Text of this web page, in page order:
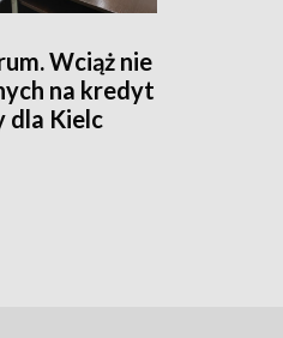
Wciąż nie
na kredyt
dla Kielc